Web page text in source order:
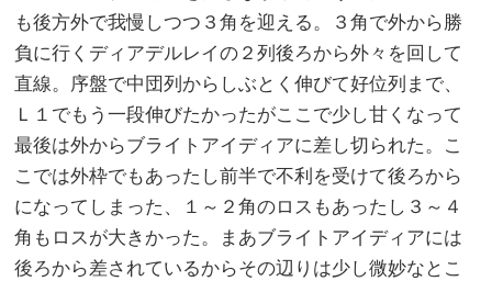
も後方外で我慢しつつ３角を迎える。３角で外から勝
負に行くディアデルレイの２列後ろから外々を回して
直線。序盤で中団列からしぶとく伸びて好位列まで、
Ｌ１でもう一段伸びたかったがここで少し甘くなって
最後は外からブライトアイディアに差し切られた。こ
こでは外枠でもあったし前半で不利を受けて後ろから
になってしまった、１～２角のロスもあったし３～４
角もロスが大きかった。まあブライトアイディアには
後ろから差されているからその辺りは少し微妙なとこ